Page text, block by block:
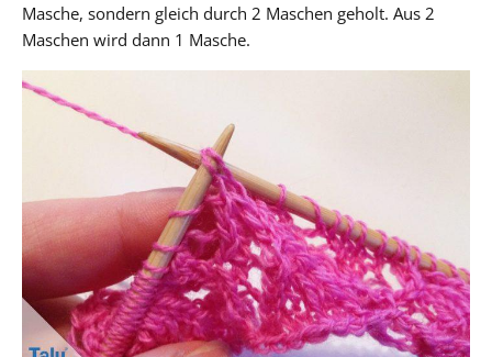
Masche, sondern gleich durch 2 Maschen geholt. Aus 2
Maschen wird dann 1 Masche.